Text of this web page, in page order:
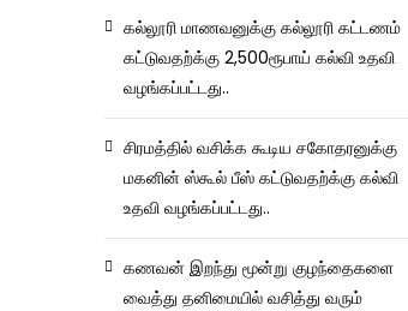
கல்லூரி மாணவனுக்கு கல்லூரி கட்டணம்
கட்டுவதற்க்கு 2,500ரூபாய் கல்வி உதவி
வழங்கப்பட்டது..
சிரமத்தில் வசிக்க கூடிய சகோதரனுக்கு
மகனின் ஸ்கூல் பீஸ் கட்டுவதற்க்கு கல்வி
உதவி வழங்கப்பட்டது..
கணவன் இறந்து மூன்று குழந்தைகளை
வைத்து தனிமையில் வசித்து வரும்